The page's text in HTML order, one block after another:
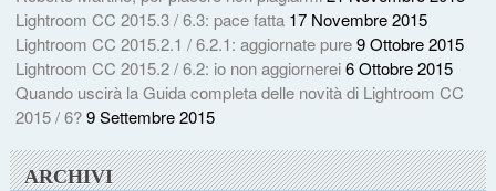
Lightroom CC 2015.3 / 6.3: pace fatta 17 Novembre 2015
Lightroom CC 2015.2.1 / 6.2.1: aggiornate pure9 Ottobre 2015
Lightroom CC 2015.2 / 6.2: io non aggiornerei6 Ottobre 2015
Quando uscirà la Guida completa delle novità di Lightroom CC
2015 / 6?9 Settembre 2015
ARCHIVI